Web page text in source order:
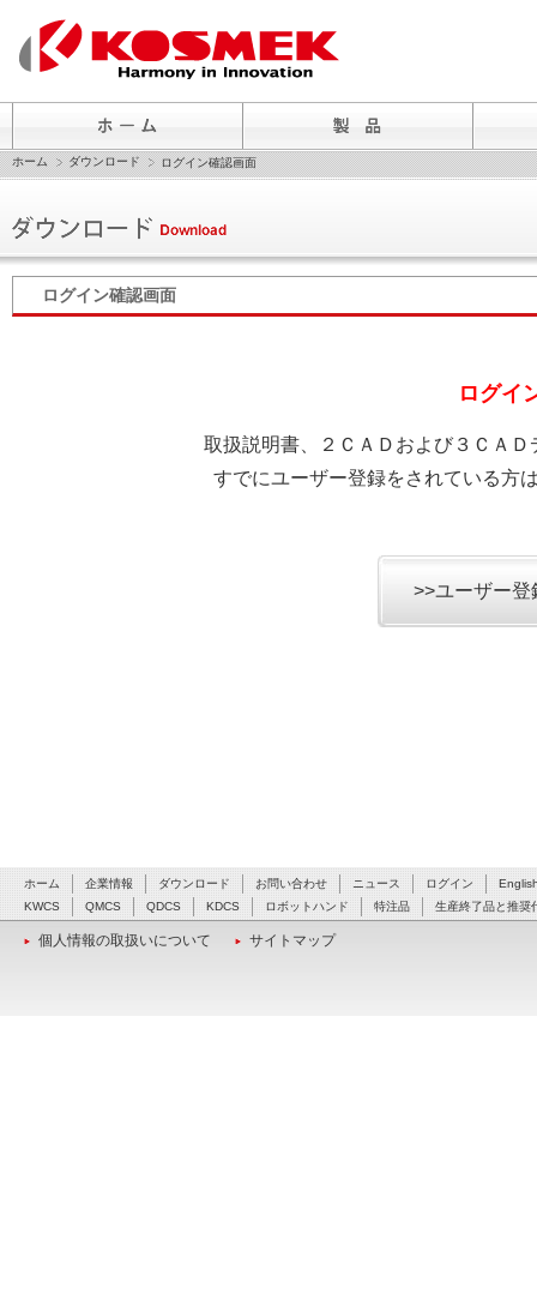
ホーム ダウンロード ログイン確認画面
ログイン確認画面
ログイ
取扱説明書、２ＣＡＤおよび３ＣＡ
すでにユーザー登録をされている方
>>ユーザー
ホーム 企業情報 ダウンロード お問い合わせ ニュース ログイン
KWCS
QMCS QDCS KDCS ロボットハンド 特注品 生産終了品と推奨
個人情報の取扱いについて サイトマップ